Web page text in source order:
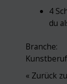
4
du
Branche:
« Zurück